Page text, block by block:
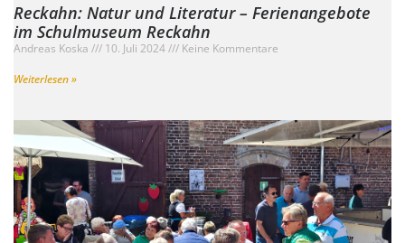
Reckahn: Natur und Literatur – Ferienangebote
im Schulmuseum Reckahn
Andreas Koska 10. Juli 2024
Keine Kommentare
Weiterlesen »